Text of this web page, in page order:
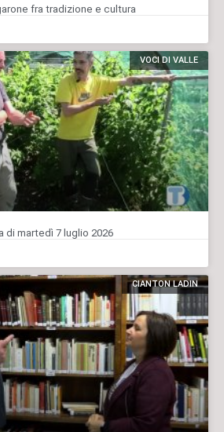
fra tradizione e cultura
VOCI DI VALLE
di martedì 7 luglio 2026
CIANTON LADIN